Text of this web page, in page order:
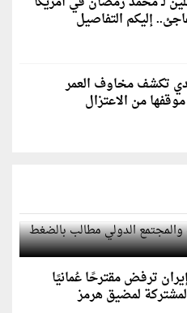
إليكم التفاصيل
تكشف مخاوف العمر
من الاعتزال
والمجتمع الدولي مطالب
ترفض مقترحًا عُمانيًا
لمضيق هرمز